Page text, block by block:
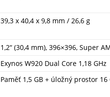
39,3 x 40,4 x 9,8 mm / 26,6 g
1,2“ (30,4 mm), 396×396, Super
Exynos W920 Dual Core 1,18 GHz
Paměť 1,5 GB + úložný prostor 16